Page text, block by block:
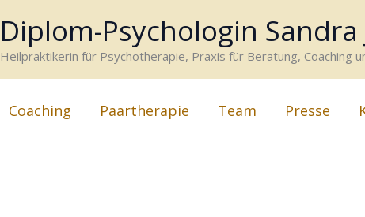
Diplom-Psychologin Sandra
Heilpraktikerin für Psychotherapie, Praxis für Beratung, Coaching
Coaching Paartherapie Team Presse